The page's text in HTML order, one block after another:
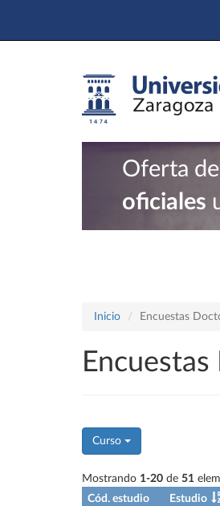
Oferta de
oficiales
Inicio Encuestas
Curso
Mostrando 1-20 de 51
Cód. estudio
Estudio